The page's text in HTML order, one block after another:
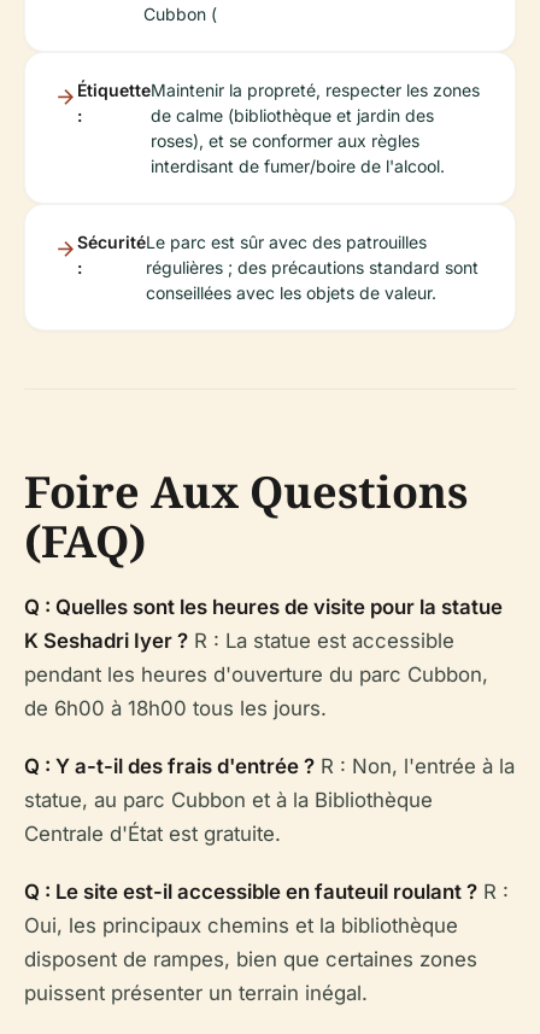
Cubbon (
Étiquette
:
Maintenir la propreté, respecter les zones
de calme (bibliothèque et jardin des
roses), et se conformer aux règles
interdisant de fumer/boire de l'alcool.
Sécurité
:
Le parc est sûr avec des patrouilles
régulières ; des précautions standard sont
conseillées avec les objets de valeur.
Foire Aux Questions
(FAQ)
Q : Quelles sont les heures de visite pour la statue
K Seshadri Iyer ? R : La statue est accessible
pendant les heures d'ouverture du parc Cubbon,
de 6h00 à 18h00 tous les jours.
Q : Y a-t-il des frais d'entrée ? R : Non, l'entrée à la
statue, au parc Cubbon et à la Bibliothèque
Centrale d'État est gratuite.
Q : Le site est-il accessible en fauteuil roulant ? R :
Oui, les principaux chemins et la bibliothèque
disposent de rampes, bien que certaines zones
puissent présenter un terrain inégal.